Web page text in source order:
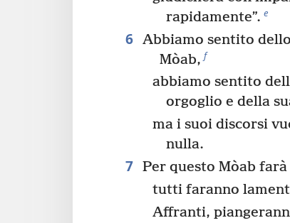
rapidamente”. e
6 Abbiamo sentito
Mòab, f
abbiamo sentito
orgoglio e della
ma i suoi discorsi
nulla.
7 Per questo Mòab
tutti faranno
Affranti,